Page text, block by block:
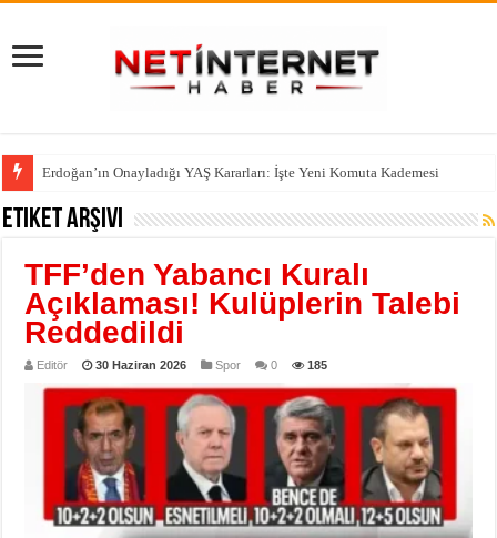
Tutuklanan Erdal Beşikçioğlu Dosyasında Yeni Gelişme: Laboratuvar
Etiket Arşivi
TFF’den Yabancı Kuralı
Açıklaması! Kulüplerin Talebi
Reddedildi
Editör 30 Haziran 2026 Spor 0 185